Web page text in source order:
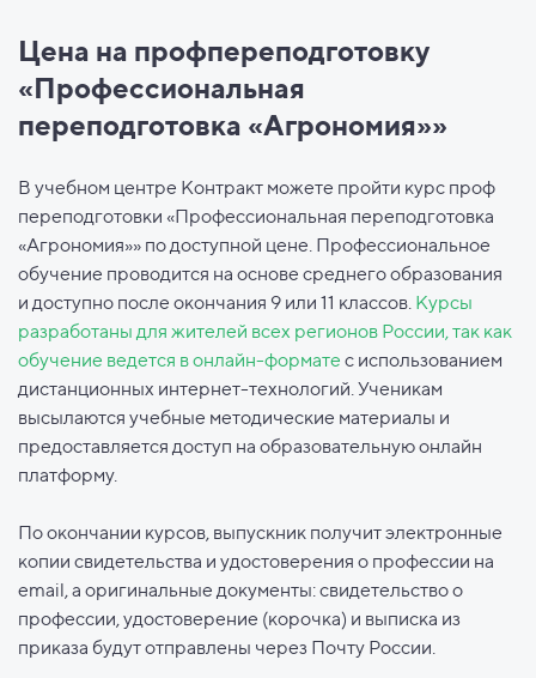
Цена на профпереподготовку
«Профессиональная
переподготовка «Агрономия»»
В учебном центре Контракт можете пройти курс проф
переподготовки «Профессиональная переподготовка
«Агрономия»» по доступной цене. Профессиональное
обучение проводится на основе среднего образования
и доступно после окончания 9 или 11 классов. Курсы
разработаны для жителей всех регионов России, так как
обучение ведется в онлайн-формате с использованием
дистанционных интернет-технологий. Ученикам
высылаются учебные методические материалы и
предоставляется доступ на образовательную онлайн
платформу.
По окончании курсов, выпускник получит электронные
копии свидетельства и удостоверения о профессии на
email, а оригинальные документы: свидетельство о
профессии, удостоверение (корочка) и выписка из
приказа будут отправлены через Почту России.